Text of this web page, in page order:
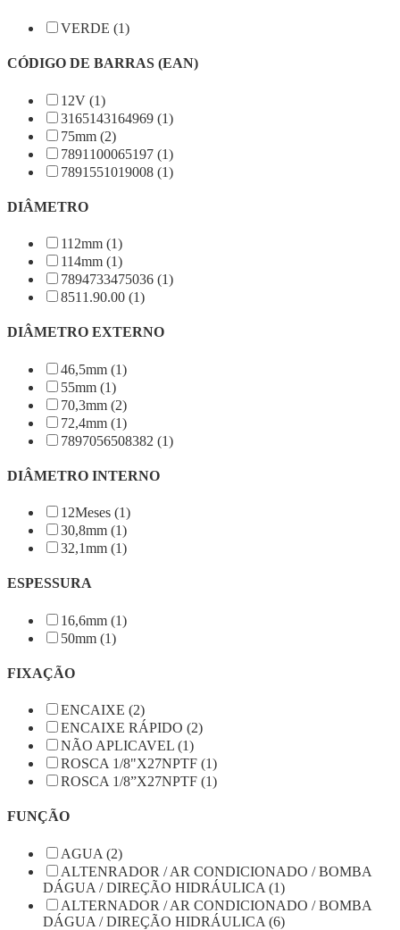
VERDE (1)
CÓDIGO DE BARRAS (EAN)
12V (1)
3165143164969 (1)
75mm (2)
7891100065197 (1)
7891551019008 (1)
DIÂMETRO
112mm (1)
114mm (1)
7894733475036 (1)
8511.90.00 (1)
DIÂMETRO EXTERNO
46,5mm (1)
55mm (1)
70,3mm (2)
72,4mm (1)
7897056508382 (1)
DIÂMETRO INTERNO
12Meses (1)
30,8mm (1)
32,1mm (1)
ESPESSURA
16,6mm (1)
50mm (1)
FIXAÇÃO
ENCAIXE (2)
ENCAIXE RÁPIDO (2)
NÃO APLICAVEL (1)
ROSCA 1/8"X27NPTF (1)
ROSCA 1/8”X27NPTF (1)
FUNÇÃO
AGUA (2)
ALTENRADOR / AR CONDICIONADO / BOMBA
DÁGUA / DIREÇÃO HIDRÁULICA (1)
ALTERNADOR / AR CONDICIONADO / BOMBA
DÁGUA / DIREÇÃO HIDRÁULICA (6)